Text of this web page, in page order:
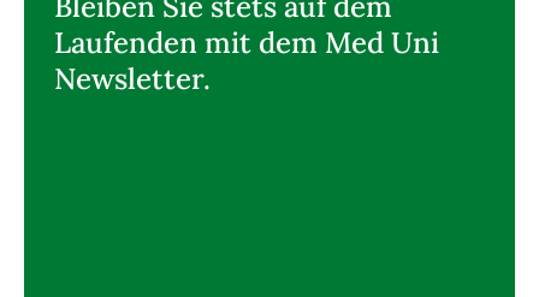
Laufenden mit dem Med Uni
Newsletter.